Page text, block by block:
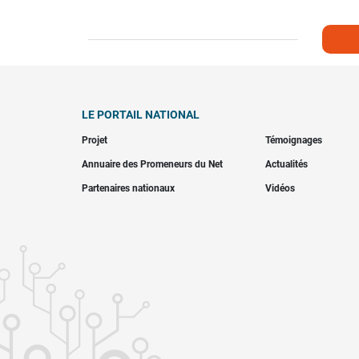
LE PORTAIL NATIONAL
Projet Témoignages
Annuaire des Promeneurs du Net Actualités
Partenaires nationaux Vidéos